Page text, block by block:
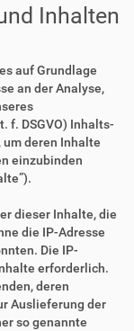
Inhalten
auf Grundlage
an der Analyse,
f. DSGVO) Inhalts-
deren Inhalte
einzubinden
dieser Inhalte, die
die IP-Adresse
Die IP-
erforderlich.
deren
Auslieferung der
so genannte